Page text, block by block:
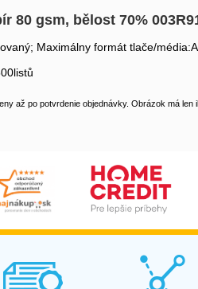
80 gsm, bělost 70%
Maximálny formát tlače/
až po potvrdenie objednávky. Obrázok má len